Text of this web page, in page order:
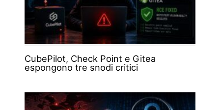
CubePilot, Check Point e Gitea
espongono tre snodi critici